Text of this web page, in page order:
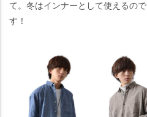
て。冬はインナーとして使えるので
す！